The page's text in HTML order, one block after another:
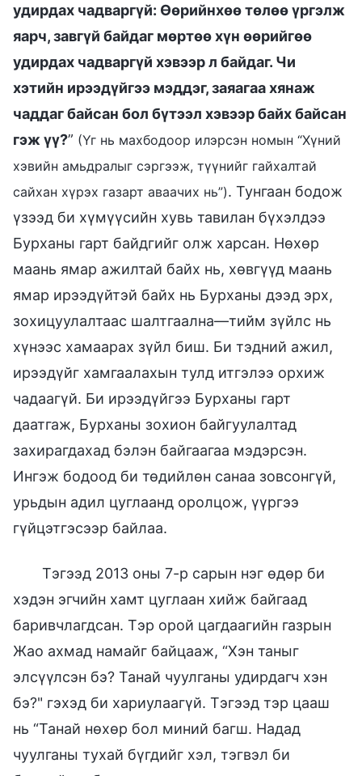
удирдах чадваргүй: Өөрийнхөө төлөө үргэлж
яарч, завгүй байдаг мөртөө хүн өөрийгөө
удирдах чадваргүй хэвээр л байдаг. Чи
хэтийн ирээдүйгээ мэддэг, заяагаа хянаж
чаддаг байсан бол бүтээл хэвээр байх байсан
гэж үү?” (Үг нь махбодоор илэрсэн номын “Хүний
хэвийн амьдралыг сэргээж, түүнийг гайхалтай
сайхан хүрэх газарт аваачих нь”). Тунгаан бодож
үзээд би хүмүүсийн хувь тавилан бүхэлдээ
Бурханы гарт байдгийг олж харсан. Нөхөр
маань ямар ажилтай байх нь, хөвгүүд маань
ямар ирээдүйтэй байх нь Бурханы дээд эрх,
зохицуулалтаас шалтгаална—тийм зүйлс нь
хүнээс хамаарах зүйл биш. Би тэдний ажил,
ирээдүйг хамгаалахын тулд итгэлээ орхиж
чадаагүй. Би ирээдүйгээ Бурханы гарт
даатгаж, Бурханы зохион байгуулалтад
захирагдахад бэлэн байгаагаа мэдэрсэн.
Ингэж бодоод би төдийлөн санаа зовсонгүй,
урьдын адил цуглаанд оролцож, үүргээ
гүйцэтгэсээр байлаа.
Тэгээд 2013 оны 7-р сарын нэг өдөр би
хэдэн эгчийн хамт цуглаан хийж байгаад
баривчлагдсан. Тэр орой цагдаагийн газрын
Жао ахмад намайг байцааж, “Хэн таныг
элсүүлсэн бэ? Танай чуулганы удирдагч хэн
бэ?" гэхэд би хариулаагүй. Тэгээд тэр цааш
нь “Танай нөхөр бол миний багш. Надад
чуулганы тухай бүгдийг хэл, тэгвэл би